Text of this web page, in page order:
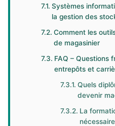
Systèmes
la gestion des
Comment les
de magasinier
FAQ – Questions
entrepôts et
Quels
devenir
La